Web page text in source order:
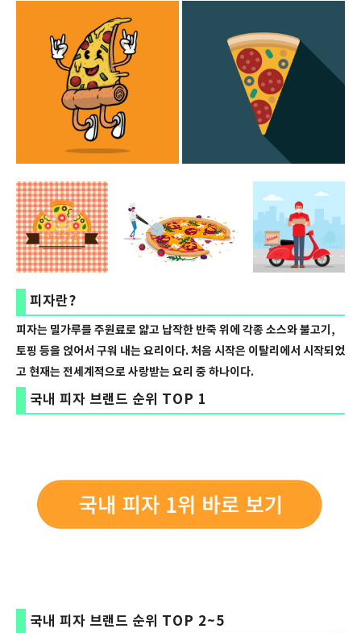
피자란?
피자는 밀가루를 주원료로 얇고 납작한 반죽 위에 각종 소스와 불고기,
토핑 등을 얹어서 구워 내는 요리이다. 처음 시작은 이탈리에서 시작되었
고 현재는 전세계적으로 사랑받는 요리 중 하나이다.
국내 피자 브랜드 순위 TOP 1
국내 피자 브랜드 순위 TOP 2~5